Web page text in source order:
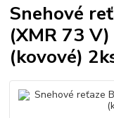
Snehové
(XMR 73
(kovové)